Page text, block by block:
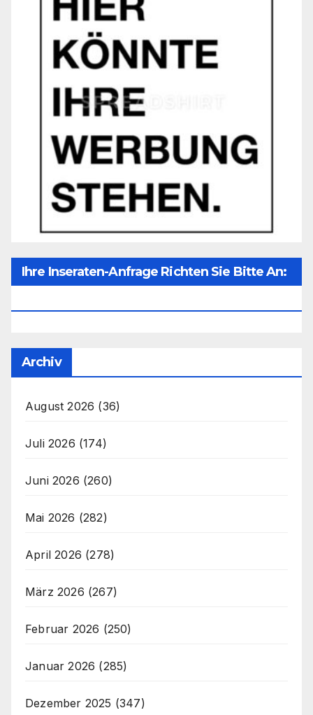
Ihre Inseraten-Anfrage Richten Sie Bitte An:
Archiv
August 2026 (36)
Juli 2026 (174)
Juni 2026 (260)
Mai 2026 (282)
April 2026 (278)
März 2026 (267)
Februar 2026 (250)
Januar 2026 (285)
Dezember 2025 (347)